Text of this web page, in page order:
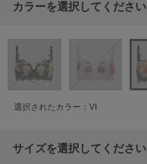
カラーを選択してください
選択されたカラー：VI
サイズを選択してください